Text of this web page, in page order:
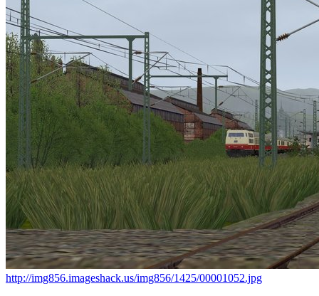
http://img856.imageshack.us/img856/1425/00001052.jpg